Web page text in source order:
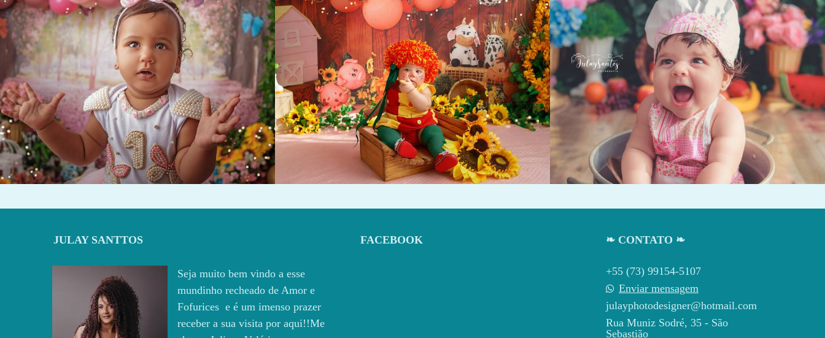
437 0 612 0 1160
JULAY SANTTOS
Seja muito bem vindo a esse
mundinho recheado de Amor e
Fofurices e é um imenso prazer
receber a sua visita por aqui!!Me
FACEBOOK ❧ CONTATO ❧
+55 (73) 99154-5107
Enviar mensagem
julayphotodesigner@hotmail.com
Rua Muniz Sodré, 35 - São
Sebastião